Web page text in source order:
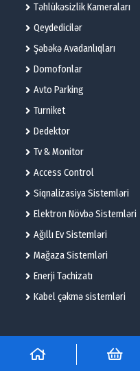
Təhlükəsizlik Kameraları
Qeydedicilər
Şəbəkə Avadanlıqları
Domofonlar
Avto Parking
Turniket
Dedektor
Tv & Monitor
Access Control
Siqnalizasiya Sistemləri
Elektron Növbə Sistemləri
Ağıllı Ev Sistemləri
Mağaza Sistemləri
Enerji Təchizatı
Kabel çəkmə sistemləri
© 2025 –